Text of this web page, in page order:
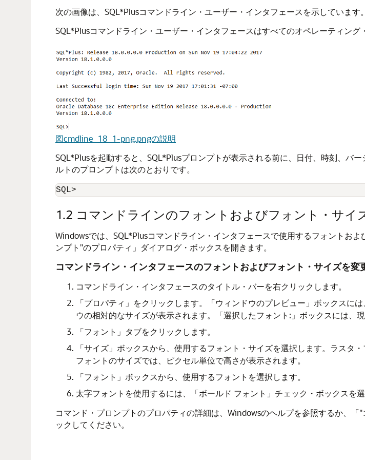
次の画像は、SQL*Plusコマンドライン・ユーザー・インタフェースを示しています。
SQL*Plusコマンドライン・ユーザー・インタフェースはすべてのオペレーティング
図cmdline_18_1-png.pngの説明
SQL*Plusを起動すると、SQL*Plusプロンプトが表示される前に、日付、時刻、バ
ルトのプロンプトは次のとおりです。
SQL>
1.2 コマンドラインのフォントおよびフォント・サイ
Windowsでは、SQL*Plusコマンドライン・インタフェースで使用するフォントお
ンプト"のプロパティ」ダイアログ・ボックスを開きます。
コマンドライン・インタフェースのフォントおよびフォント・サイズを変
コマンドライン・インタフェースのタイトル・バーを右クリックします。
「プロパティ」をクリックします。「ウィンドウのプレビュー」ボックス
ウの相対的なサイズが表示されます。「選択したフォント:」ボックスには、
「フォント」タブをクリックします。
「サイズ」ボックスから、使用するフォント・サイズを選択します。ラス
フォントのサイズでは、ピクセル単位で高さが表示されます。
「フォント」ボックスから、使用するフォントを選択します。
太字フォントを使用するには、「ボールド フォント」チェック・ボックスを選
コマンド・プロンプトのプロパティの詳細は、Windowsのヘルプを参照するか、
ックしてください。